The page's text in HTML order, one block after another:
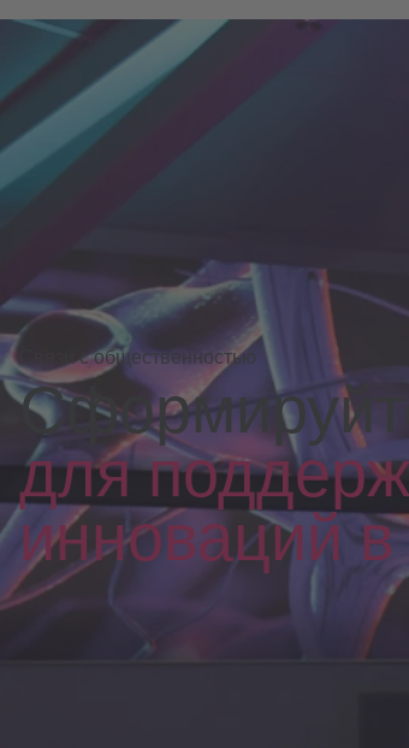
Связи с общественностью
для
инноваций